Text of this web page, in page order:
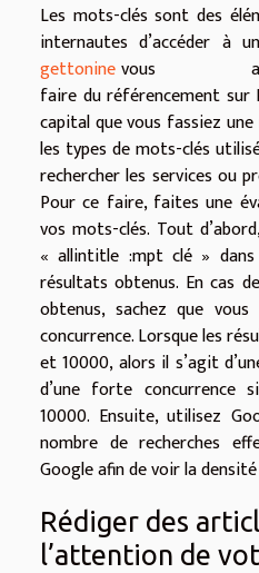
Les mots-clés sont des
internautes d’accéder à
gettoninevous aidera
faire du référencement sur
capital que vous fassiez
les types de mots-clés
rechercher les services ou
Pour ce faire, faites une
vos mots-clés. Tout
« allintitle :mpt clé » dans
résultats obtenus. En cas
obtenus, sachez que
concurrence. Lorsque les
et 10000, alors il s’agit
d’une forte concurrence
10000. Ensuite, utilisez
nombre de recherches
Google afin de voir la
Rédiger des
l’attention de